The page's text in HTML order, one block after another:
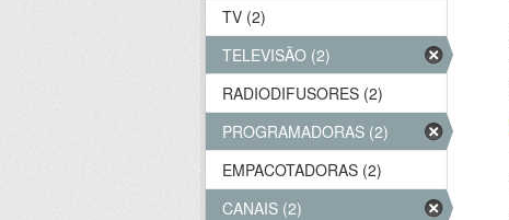
TV (2)
TELEVISÃO (2)
RADIODIFUSORES (2)
PROGRAMADORAS (2)
EMPACOTADORAS (2)
CANAIS (2)